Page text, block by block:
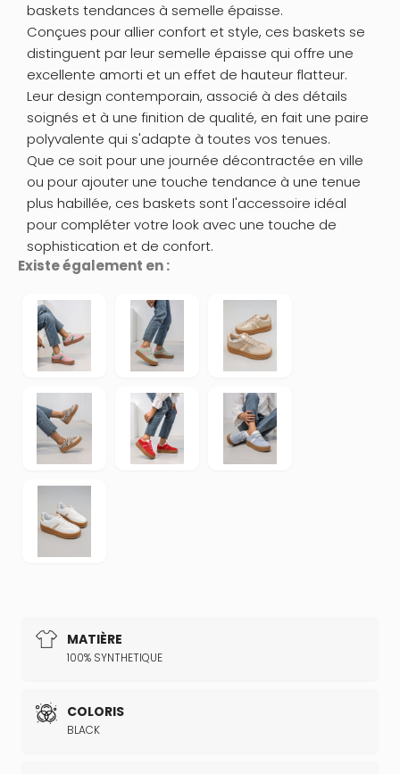
MATIÈRE
100% SYNTHETIQUE
COLORIS
BLACK
Existe également en :
baskets tendances à semelle épaisse.
Conçues pour allier confort et style, ces baskets se
distinguent par leur semelle épaisse qui offre une
excellente amorti et un effet de hauteur flatteur.
Leur design contemporain, associé à des détails
soignés et à une finition de qualité, en fait une paire
polyvalente qui s'adapte à toutes vos tenues.
Que ce soit pour une journée décontractée en ville
ou pour ajouter une touche tendance à une tenue
plus habillée, ces baskets sont l'accessoire idéal
pour compléter votre look avec une touche de
sophistication et de confort.